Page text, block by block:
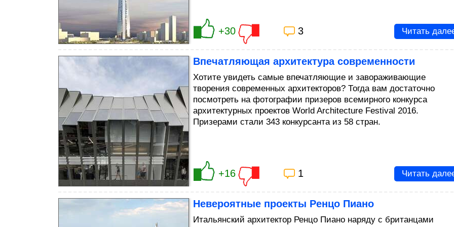
+30 3 Читать
Впечатляющая архитектура современности
Хотите увидеть самые впечатляющие и завораживающие
творения современных архитекторов? Тогда вам достаточно
посмотреть на фотографии призеров всемирного конкурса
архитектурных проектов World Architecture Festival 2016.
Призерами стали 343 конкурсанта из 58 стран.
+16 1 Читать
Невероятные проекты Ренцо Пиано
Итальянский архитектор Ренцо Пиано наряду с британцами